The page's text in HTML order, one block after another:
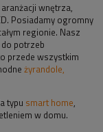
wnętrza,
Posiadamy ogromny
regionie. Nasz
potrzeb
przede wszystkim
żyrandole,
typu smart home,
w domu.